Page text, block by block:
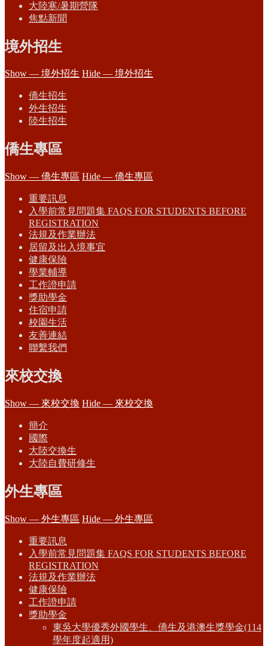
大陸寒/暑期營隊
焦點新聞
境外招生
Show — 境外招生 Hide — 境外招生
僑生招生
外生招生
陸生招生
僑生專區
Show — 僑生專區 Hide — 僑生專區
重要訊息
入學前常見問題集 FAQS FOR STUDENTS BEFORE
REGISTRATION
法規及作業辦法
居留及出入境事宜
健康保險
學業輔導
工作證申請
獎助學金
住宿申請
校園生活
友善連結
聯繫我們
來校交換
Show — 來校交換 Hide — 來校交換
簡介
國際
大陸交換生
大陸自費研修生
外生專區
Show — 外生專區 Hide — 外生專區
重要訊息
入學前常見問題集 FAQS FOR STUDENTS BEFORE
REGISTRATION
法規及作業辦法
健康保險
工作證申請
獎助學金
東吳大學優秀外國學生、僑生及港澳生獎學金(114
學年度起適用)